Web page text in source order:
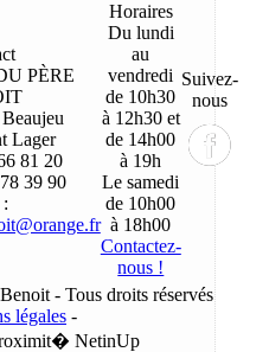
PÈRE
Lager
81 20
39 90
Horaires
Du lundi
au
vendredi
de 10h30
à 12h30 et
de 14h00
à 19h
Le samedi
de 10h00
à 18h00
Contactez-
nous !
Suivez-
nous
- Tous droits réservés
légales-
NetinUp